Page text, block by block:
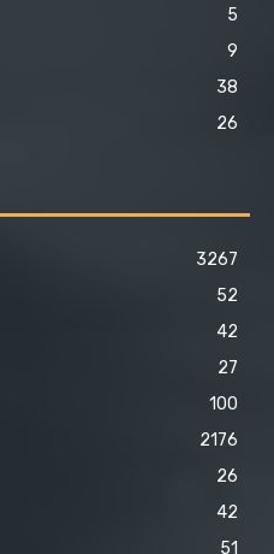
5
9
38
26
3267
52
42
27
100
2176
26
42
51